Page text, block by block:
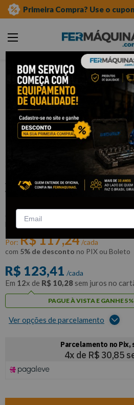
Primeira Compra? Use o
ferramentas manuais
soquetes 1 pol
impacto
Soquete de Impacto
WAFT
F6143
WAFT
Por: R$117,24/cada
com 5% de desconto no PIX ou Boleto
R$ 123,41 /cada
Em 12x de R$ 10,28 sem juros no
PAGUE À VISTA E GANHE
Ver opções de parcelamento